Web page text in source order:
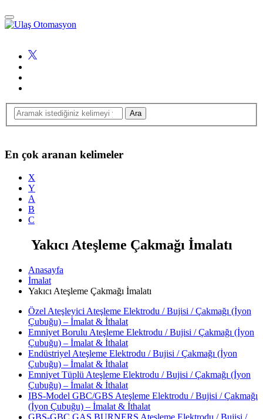
En çok aranan kelimeler
X
Y
A
B
C
Yakıcı Ateşleme Çakmağı İmalatı
Anasayfa
İmalat
Yakıcı Ateşleme Çakmağı İmalatı
Özel Ateşleyici Ateşleme Elektrodu / Bujisi / Çakmağı (İyon
Çubuğu) – İmalat & İthalat
Emniyet Borulu Ateşleme Elektrodu / Bujisi / Çakmağı (İyon
Çubuğu) – İmalat & İthalat
Endüstriyel Ateşleme Elektrodu / Bujisi / Çakmağı (İyon
Çubuğu) – İmalat & İthalat
Emniyet Tüplü Ateşleme Elektrodu / Bujisi / Çakmağı (İyon
Çubuğu) – İmalat & İthalat
IBS-Model GBC/GBS Ateşleme Elektrodu / Bujisi / Çakmağı
(İyon Çubuğu) – İmalat & İthalat
GBS-GBC GAS BURNERS Ateşleme Elektrodu / Bujisi /